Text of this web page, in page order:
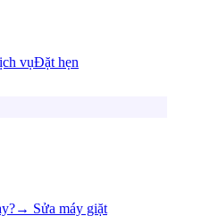
vụĐặt hẹn
→ Sửa máy giặt